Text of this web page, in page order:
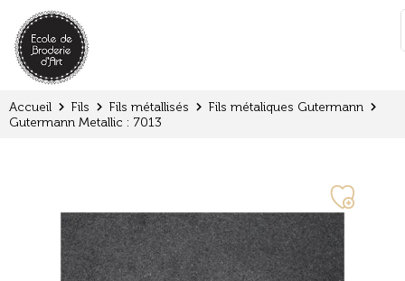
:
Accueil Fils Fils métallisés
Fils métaliques Gutermann
Gutermann Metallic : 7013
Panneau de gestion des cookies